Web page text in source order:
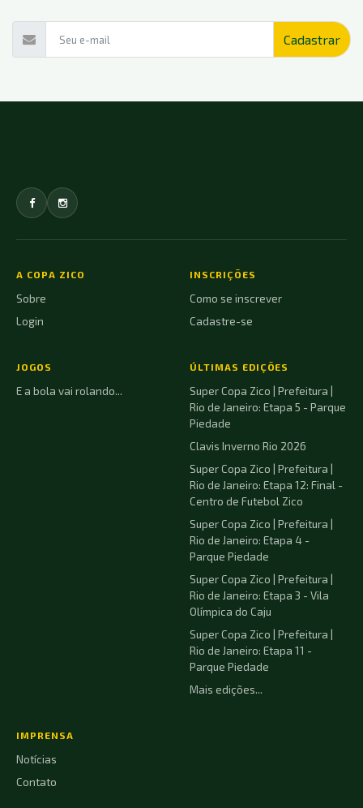
A COPA ZICO
Sobre
Login
INSCRIÇÕES
Como se inscrever
Cadastre-se
JOGOS
E a bola vai rolando...
ÚLTIMAS EDIÇÕES
Super Copa Zico | Prefeitura |
Rio de Janeiro: Etapa 5 - Parque
Piedade
Clavis Inverno Rio 2026
Super Copa Zico | Prefeitura |
Rio de Janeiro: Etapa 12: Final -
Centro de Futebol Zico
Super Copa Zico | Prefeitura |
Rio de Janeiro: Etapa 4 -
Parque Piedade
Super Copa Zico | Prefeitura |
Rio de Janeiro: Etapa 3 - Vila
Olímpica do Caju
Super Copa Zico | Prefeitura |
Rio de Janeiro: Etapa 11 -
Parque Piedade
Mais edições...
IMPRENSA
Notícias
Contato